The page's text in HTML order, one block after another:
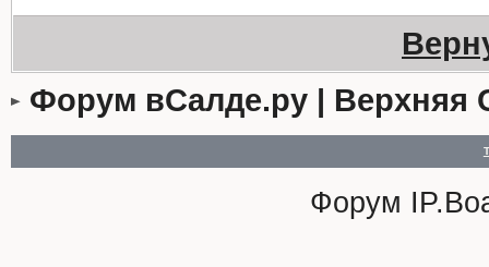
Форум вСалде.ру | Верхняя
Форум